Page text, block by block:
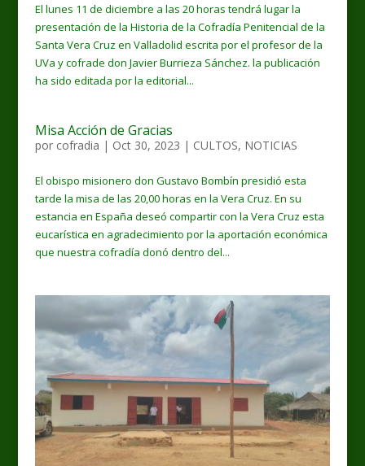
El lunes 11 de diciembre a las 20 horas tendrá lugar la
presentación de la Historia de la Cofradía Penitencial de la
Santa Vera Cruz en Valladolid escrita por el profesor de la
UVa y cofrade don Javier Burrieza Sánchez. la publicación
ha sido editada por la editorial...
Misa Acción de Gracias
por cofradia | Oct 30, 2023 | CULTOS, NOTICIAS
El obispo misionero don Gustavo Bombín presidió esta
tarde la misa de las 20,00 horas en la Vera Cruz. En su
estancia en España deseó compartir con la Vera Cruz esta
eucarística en agradecimiento por la aportación económica
que nuestra cofradía donó dentro del...